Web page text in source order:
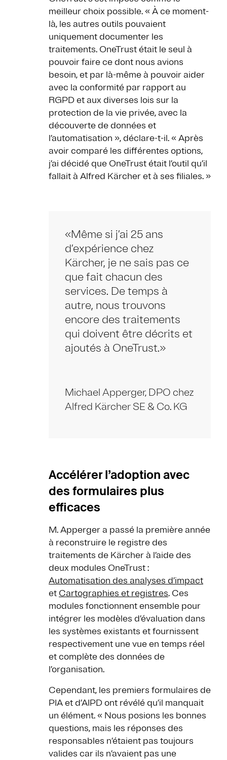
meilleur choix possible. « À ce moment-
là, les autres outils pouvaient
uniquement documenter les
traitements. OneTrust était le seul à
pouvoir faire ce dont nous avions
besoin, et par là-même à pouvoir aider
avec la conformité par rapport au
RGPD et aux diverses lois sur la
protection de la vie privée, avec la
découverte de données et
l’automatisation », déclare-t-il. « Après
avoir comparé les différentes options,
j’ai décidé que OneTrust était l’outil qu’il
fallait à Alfred Kärcher et à ses filiales. »
«Même si j’ai 25 ans
d’expérience chez
Kärcher, je ne sais pas ce
que fait chacun des
services. De temps à
autre, nous trouvons
encore des traitements
qui doivent être décrits et
ajoutés à OneTrust.»
Michael Apperger, DPO chez
Alfred Kärcher SE & Co. KG
Accélérer l’adoption avec
des formulaires plus
efficaces
M. Apperger a passé la première année
à reconstruire le registre des
traitements de Kärcher à l’aide des
deux modules OneTrust :
Automatisation des analyses d’impact
et Cartographies et registres. Ces
modules fonctionnent ensemble pour
intégrer les modèles d’évaluation dans
les systèmes existants et fournissent
respectivement une vue en temps réel
et complète des données de
l’organisation.
Cependant, les premiers formulaires de
PIA et d’AIPD ont révélé qu’il manquait
un élément. « Nous posions les bonnes
questions, mais les réponses des
responsables n’étaient pas toujours
valides car ils n’avaient pas une